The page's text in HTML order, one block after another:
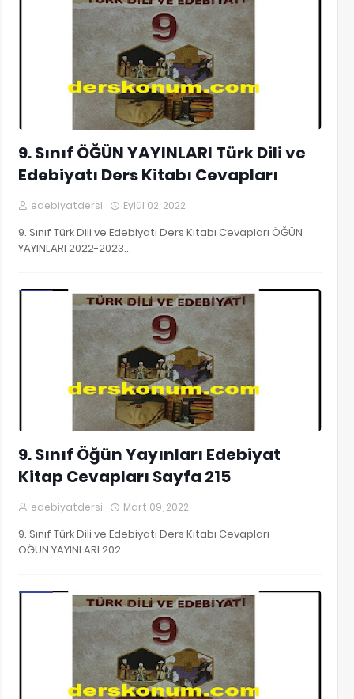
9. Sınıf ÖĞÜN YAYINLARI Türk Dili ve
Edebiyatı Ders Kitabı Cevapları
edebiyatdersi Eylül 02, 2022
9. Sınıf Türk Dili ve Edebiyatı Ders Kitabı Cevapları ÖĞÜN
YAYINLARI 2022-2023…
9. Sınıf Öğün Yayınları Edebiyat
Kitap Cevapları Sayfa 215
edebiyatdersi Mart 09, 2022
9. Sınıf Türk Dili ve Edebiyatı Ders Kitabı Cevapları
ÖĞÜN YAYINLARI 202…